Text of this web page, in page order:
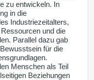
zu entwickeln. In
in die
Industriezeitalters,
und die
Parallel dazu gab
für die
Menschen als Teil
Beziehungen